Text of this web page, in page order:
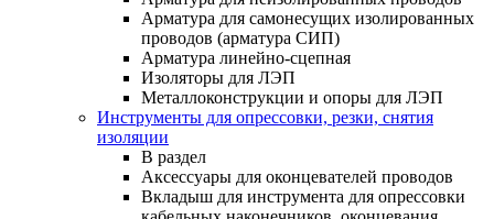
Арматура для самонесущих изолированных
проводов (арматура СИП)
Арматура линейно-сцепная
Изоляторы для ЛЭП
Металлоконструкции и опоры для ЛЭП
Инструменты для опрессовки, резки, снятия
изоляции
В раздел
Аксессуары для оконцевателей проводов
Вкладыш для инструмента для опрессовки